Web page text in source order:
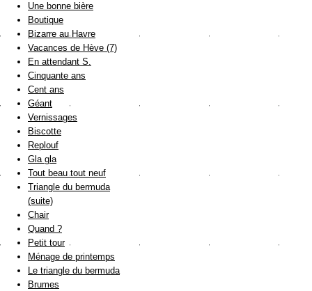
Une bonne bière
Boutique
Bizarre au Havre
Vacances de Hève (7)
En attendant S.
Cinquante ans
Cent ans
Géant
Vernissages
Biscotte
Replouf
Gla gla
Tout beau tout neuf
Triangle du bermuda
(suite)
Chair
Quand ?
Petit tour
Ménage de printemps
Le triangle du bermuda
Brumes